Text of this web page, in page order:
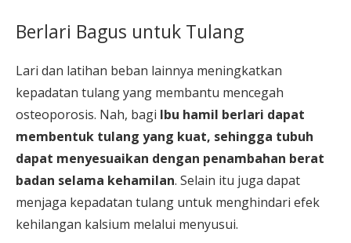
Berlari Bagus untuk Tulang
Lari dan latihan beban lainnya meningkatkan
kepadatan tulang yang membantu mencegah
osteoporosis. Nah, bagi Ibu hamil berlari dapat
membentuk tulang yang kuat, sehingga tubuh
dapat menyesuaikan dengan penambahan berat
badan selama kehamilan. Selain itu juga dapat
menjaga kepadatan tulang untuk menghindari efek
kehilangan kalsium melalui menyusui.